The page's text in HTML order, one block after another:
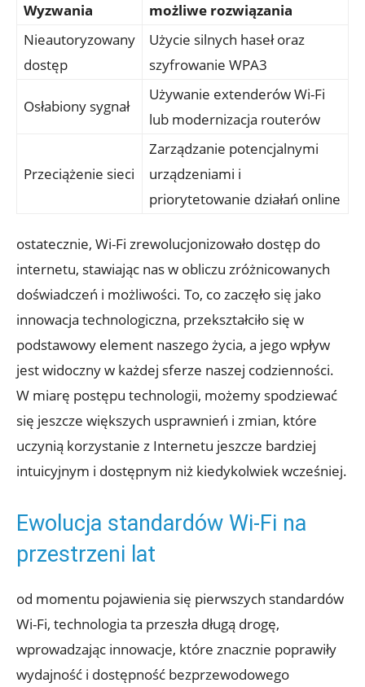
Wyzwania
możliwe‍ rozwiązania
Nieautoryzowany
dostęp
Użycie silnych haseł oraz
szyfrowanie WPA3
Osłabiony sygnał
Używanie ⁢extenderów‍ Wi-Fi
lub modernizacja routerów
Przeciążenie sieci
Zarządzanie potencjalnymi
⁤urządzeniami i
priorytetowanie ‌działań online
ostatecznie, Wi-Fi ⁣zrewolucjonizowało⁣ dostęp ⁢do
internetu, stawiając⁢ nas w obliczu zróżnicowanych⁣
doświadczeń ‍i możliwości. To, co zaczęło się⁤ jako‍
innowacja​ technologiczna, przekształciło się​ w
podstawowy⁣ element naszego ⁢życia, a jego wpływ
jest widoczny w każdej ⁤sferze​ naszej codzienności.
W miarę ​postępu technologii, możemy spodziewać
się jeszcze większych​ usprawnień i zmian,⁣ które
uczynią‍ korzystanie​ z Internetu⁣ jeszcze bardziej
intuicyjnym i dostępnym niż ‌kiedykolwiek‍ wcześniej.
Ewolucja ⁢standardów Wi-Fi na
przestrzeni lat
od momentu pojawienia się pierwszych ⁤standardów
Wi-Fi,​ technologia⁤ ta przeszła ‍długą ⁤drogę,
wprowadzając innowacje, które‍ znacznie poprawiły​
wydajność i dostępność bezprzewodowego